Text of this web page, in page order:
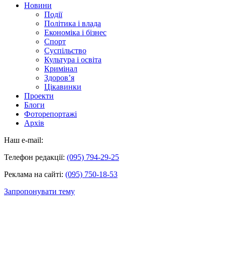
Новини
Події
Політика і влада
Економіка і бізнес
Спорт
Суспільство
Культура і освіта
Кримінал
Здоров’я
Цікавинки
Проекти
Блоги
Фоторепортажі
Архів
Наш e-mail:
Телефон редакції: (095) 794-29-25
Реклама на сайті: (095) 750-18-53
Запропонувати тему